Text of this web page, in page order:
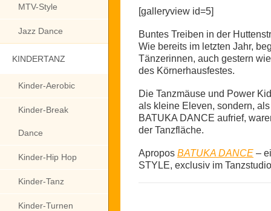
MTV-Style
Jazz Dance
KINDERTANZ
Kinder-Aerobic
Kinder-Break
Dance
Kinder-Hip Hop
Kinder-Tanz
Kinder-Turnen
[galleryview id=5]
Buntes Treiben in der
Wie bereits im letzten Jahr,
Tänzerinnen, auch gestern
des Körnerhausfestes.
Die Tanzmäuse und Power
als kleine Eleven, sondern,
BATUKA DANCE aufrief,
der Tanzfläche.
Apropos BATUKA DANCE –
STYLE, exclusiv im